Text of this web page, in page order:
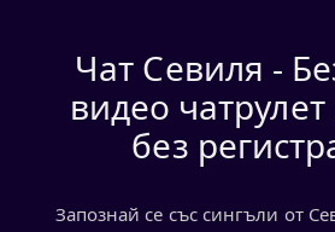
Чат Севиля -
видео
без
Запознай се със сингъли от